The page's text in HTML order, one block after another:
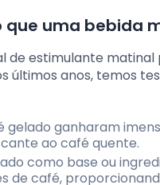
que uma bebida
de estimulante
últimos anos, temos
gelado ganharam
ao café quente.
como base ou
de café,